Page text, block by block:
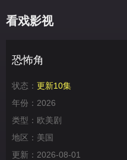
看戏影视
恐怖角
状态： 更新10集
年份： 2026
类型： 欧美剧
地区： 美国
更新： 2026-08-01